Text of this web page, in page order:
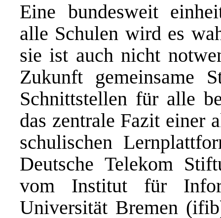
Eine bundesweit
alle Schulen wird es
sie ist auch nicht
Zukunft gemeinsame
Schnittstellen für alle
das zentrale Fazit einer
schulischen
Deutsche Telekom
vom Institut für
Universität Bremen